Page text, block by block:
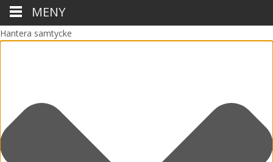
Hantera samtycke
MENY